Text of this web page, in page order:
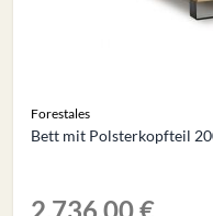
Forestales
Bett mit Polsterkopfteil